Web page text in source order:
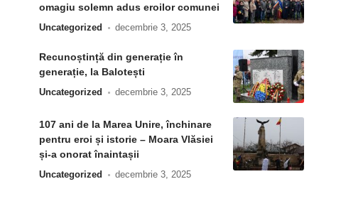
omagiu solemn adus eroilor comunei
Uncategorized decembrie 3, 2025
Recunoștință din generație în
generație, la Balotești
Uncategorized decembrie 3, 2025
107 ani de la Marea Unire, închinare
pentru eroi și istorie – Moara Vlăsiei
și-a onorat înaintașii
Uncategorized decembrie 3, 2025